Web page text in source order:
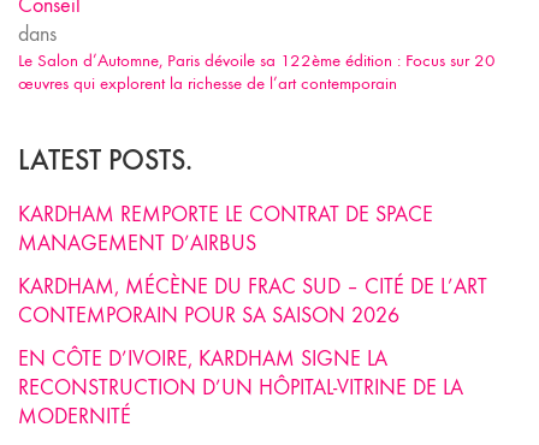
dans
Le Salon d’Automne, Paris dévoile sa 122ème édition : Focus sur 20
œuvres qui explorent la richesse de l’art contemporain
LATEST POSTS.
KARDHAM REMPORTE LE CONTRAT DE SPACE
MANAGEMENT D’AIRBUS
KARDHAM, MÉCÈNE DU FRAC SUD – CITÉ DE L’ART
CONTEMPORAIN POUR SA SAISON 2026
EN CÔTE D’IVOIRE, KARDHAM SIGNE LA
RECONSTRUCTION D’UN HÔPITAL-VITRINE DE LA
MODERNITÉ